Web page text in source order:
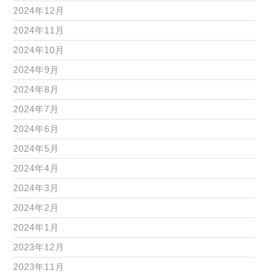
2024年12月
2024年11月
2024年10月
2024年9月
2024年8月
2024年7月
2024年6月
2024年5月
2024年4月
2024年3月
2024年2月
2024年1月
2023年12月
2023年11月